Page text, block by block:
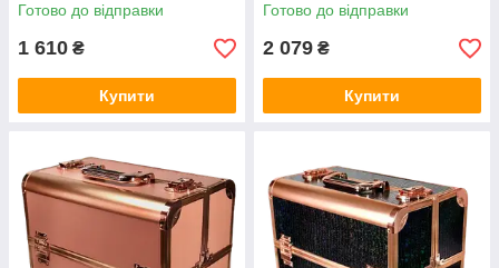
Готово до відправки
1 610 ₴
Купити
Готово до відправки
2 079 ₴
Купити